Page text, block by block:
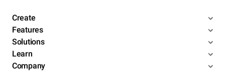
Create
Features
Solutions
Learn
Company